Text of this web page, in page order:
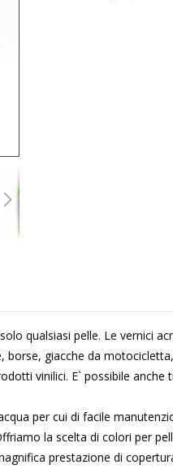
qualsiasi pelle. Le vernici
giacche da
vinilici. E` possibile anche
per cui di facile
la scelta di colori per
prestazione di